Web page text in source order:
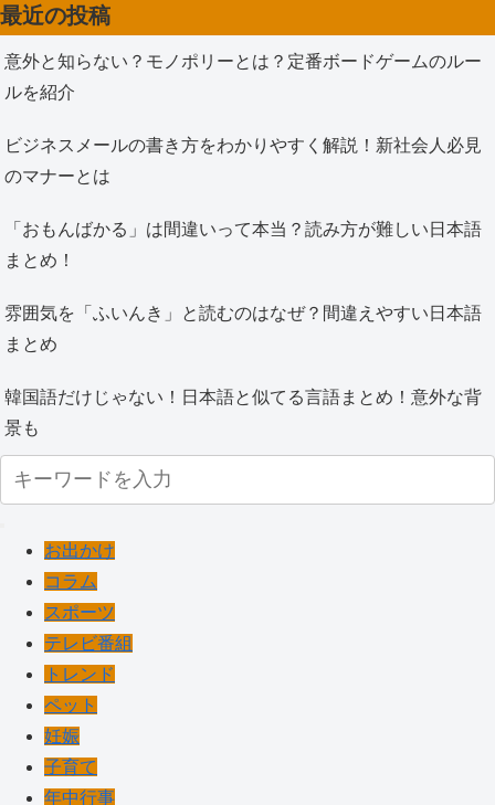
最近の投稿
意外と知らない？モノポリーとは？定番ボードゲームのルー
ルを紹介
ビジネスメールの書き方をわかりやすく解説！新社会人必見
のマナーとは
「おもんばかる」は間違いって本当？読み方が難しい日本語
まとめ！
雰囲気を「ふいんき」と読むのはなぜ？間違えやすい日本語
まとめ
韓国語だけじゃない！日本語と似てる言語まとめ！意外な背
景も
お出かけ
コラム
スポーツ
テレビ番組
トレンド
ペット
妊娠
子育て
年中行事